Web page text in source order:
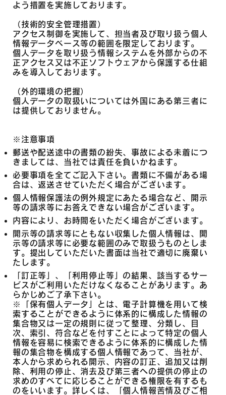
よう措置を実施しております。
（技術的安全管理措置）
アクセス制御を実施して、担当者及び取り扱う個人
情報データベース等の範囲を限定しております。
個人データを取り扱う情報システムを外部からの不
正アクセス又は不正ソフトウェアから保護する仕組
みを導入しております。
（外的環境の把握）
個人データの取扱いについては外国にある第三者に
は提供しておりません。
※注意事項
郵送や配送途中の書類の紛失、事故による未着につ
きましては、当社では責任を負いかねます。
必要事項を全てご記入下さい。書類に不備がある場
合は、返送させていただく場合がございます。
個人情報保護法の例外規定にあたる場合など、開示
等の請求等にお答えできない場合がございます。
内容により、お時間をいただく場合がございます。
開示等の請求等にともない収集した個人情報は、開
示等の請求等に必要な範囲のみで取扱うものとしま
す。提出していただいた書面は当社で適切に廃棄い
たします。
「訂正等」、「利用停止等」の結果、該当するサー
ビスがご利用いただけなくなることがあります。あ
らかじめご了承下さい。
※「保有個人データ」とは、電子計算機を用いて検
索することができるように体系的に構成した情報の
集合物又は一定の規則に従って整理、分類し、目
次、索引、符合などを付すことによって特定の個人
情報を容易に検索できるように体系的に構成した情
報の集合物を構成する個人情報であって、当社が、
本人から求められる開示、内容の訂正、追加又は削
除、利用の停止、消去及び第三者への提供の停止の
求めのすべてに応じることができる権限を有するも
のをいいます。詳しくは、「個人情報苦情及びご相